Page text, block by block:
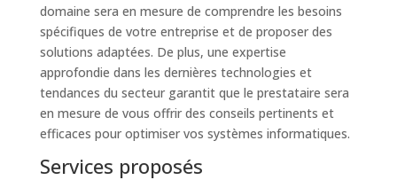
domaine sera en mesure de comprendre les besoins
spécifiques de votre entreprise et de proposer des
solutions adaptées. De plus, une expertise
approfondie dans les dernières technologies et
tendances du secteur garantit que le prestataire sera
en mesure de vous offrir des conseils pertinents et
efficaces pour optimiser vos systèmes informatiques.
Services proposés